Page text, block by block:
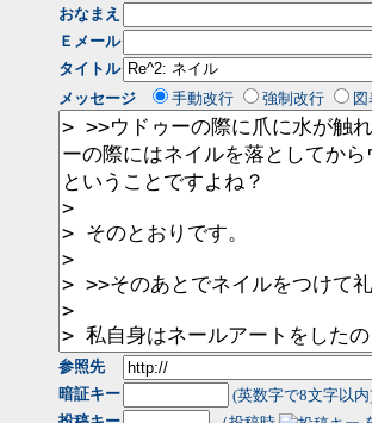
おなまえ
Ｅメール
タイトル
メッセージ
手動改行 強制改行 図
参照先
暗証キー
(英数字で8文字以内